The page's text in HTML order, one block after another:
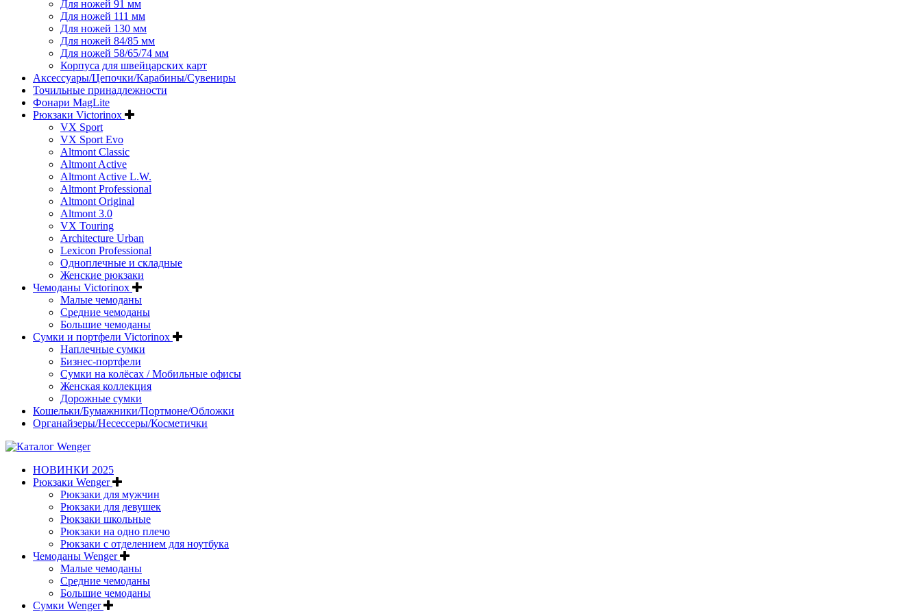
Для ножей 91 мм
Для ножей 111 мм
Для ножей 130 мм
Для ножей 84/85 мм
Для ножей 58/65/74 мм
Корпуса для швейцарских карт
Аксессуары/Цепочки/Карабины/Сувениры
Точильные принадлежности
Фонари MagLite
Рюкзаки Victorinox
VX Sport
VX Sport Evo
Altmont Classic
Altmont Active
Altmont Active L.W.
Altmont Professional
Altmont Original
Altmont 3.0
VX Touring
Architecture Urban
Lexicon Professional
Одноплечные и складные
Женские рюкзаки
Чемоданы Victorinox
Малые чемоданы
Средние чемоданы
Большие чемоданы
Сумки и портфели Victorinox
Наплечные сумки
Бизнес-портфели
Сумки на колёсах / Мобильные офисы
Женская коллекция
Дорожные сумки
Кошельки/Бумажники/Портмоне/Обложки
Органайзеры/Несессеры/Косметички
НОВИНКИ 2025
Рюкзаки Wenger
Рюкзаки для мужчин
Рюкзаки для девушек
Рюкзаки школьные
Рюкзаки на одно плечо
Рюкзаки с отделением для ноутбука
Чемоданы Wenger
Малые чемоданы
Средние чемоданы
Большие чемоданы
Сумки Wenger